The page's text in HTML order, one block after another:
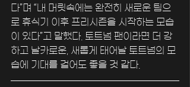
다”며 “내 머릿속에는 완전히 새로운 팀으
로 휴식기 이후 프리시즌을 시작하는 모습
이 있다”고 말했다. 토트넘 팬이라면 더 강
하고 날카로운, 새롭게 태어날 토트넘의 모
습에 기대를 걸어도 좋을 것 같다.